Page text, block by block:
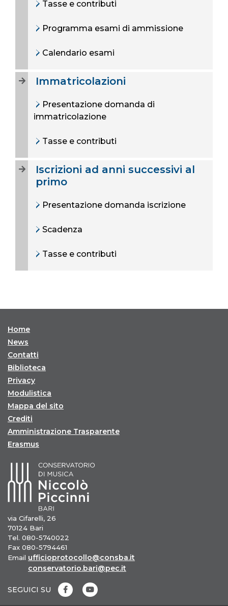
Tasse e contributi
Programma esami di ammissione
Calendario esami
Immatricolazioni
Presentazione domanda di
immatricolazione
Tasse e contributi
Iscrizioni ad anni successivi al
primo
Presentazione domanda iscrizione
Scadenza
Tasse e contributi
Home
News
Contatti
Biblioteca
Privacy
Modulistica
Mappa del sito
Crediti
Amministrazione Trasparente
Erasmus
via Cifarelli, 26
70124 Bari
Tel. 080-5740022
Fax 080-5794461
Email ufficioprotocollo@consba.it
conservatorio.bari@pec.it
SEGUICI SU